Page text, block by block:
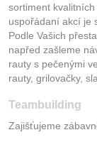
sortiment
uspořádaní akcí je
Podle Vašich
napřed zašleme
rauty s pečenými
rauty, grilovačky,
Teambuilding
Zajišťujeme